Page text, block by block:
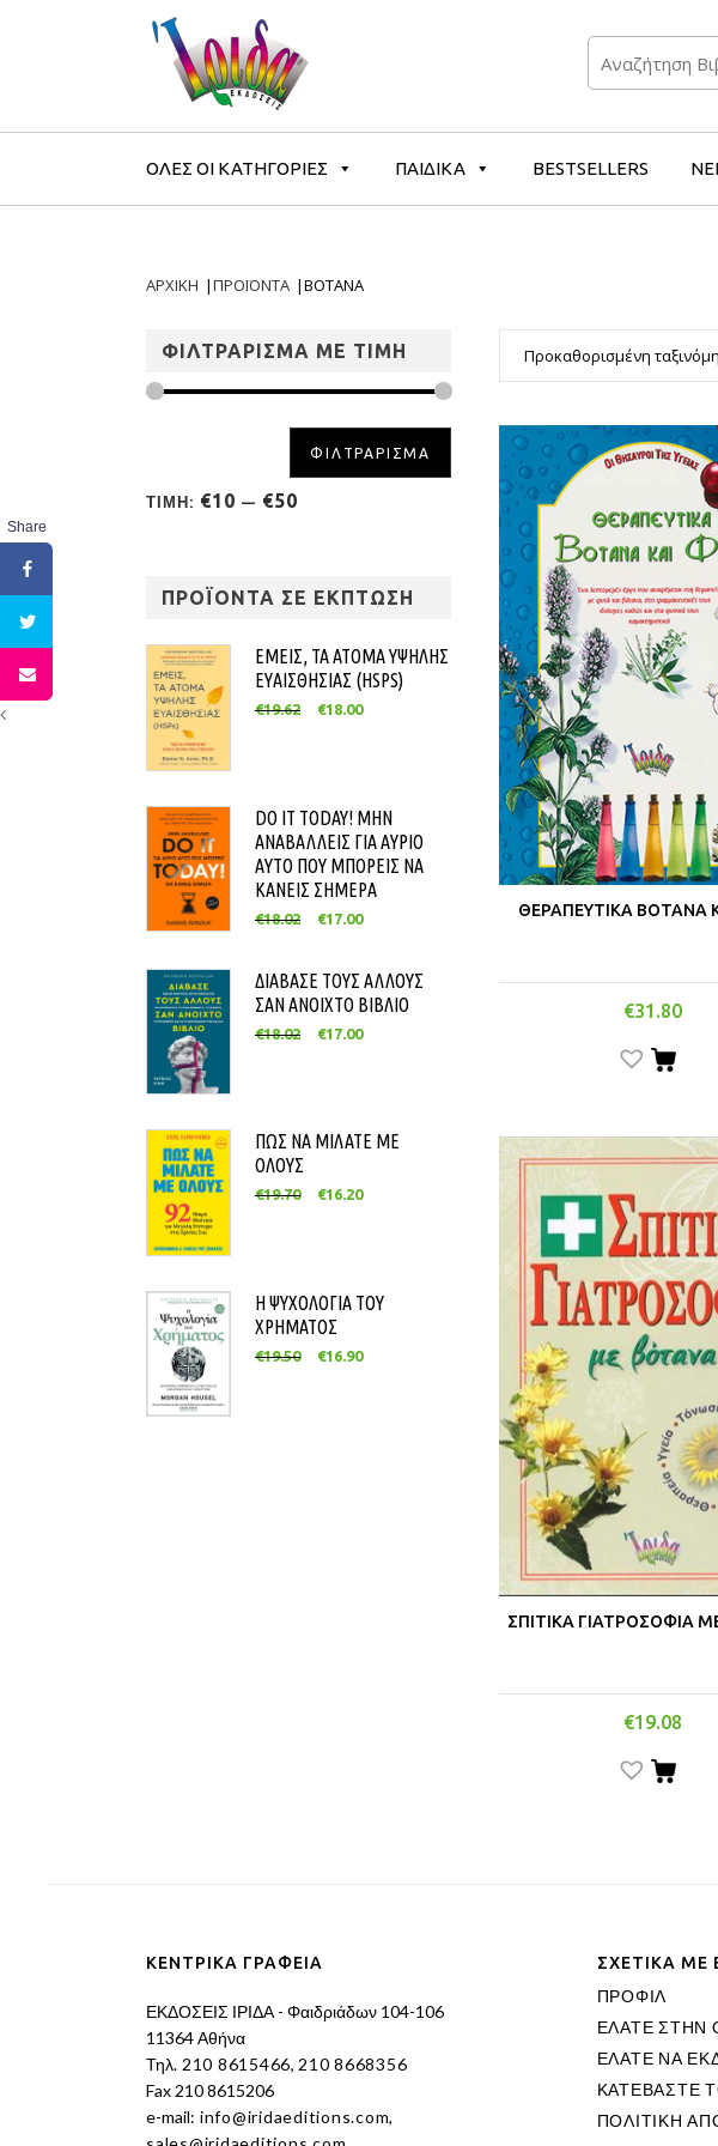
ΟΛΕΣ ΟΙ ΚΑΤΗΓΟΡΙΕΣ ΠΑΙΔΙΚΑ BESTSELLERS
ΑΡΧΙΚΗ |ΠΡΟΪΟΝΤΑ |ΒΟΤΑΝΑ
ΦΙΛΤΡΑΡΙΣΜΑ ΜΕ ΤΙΜΗ
ΦΙΛΤΡΑΡΙΣΜΑ
ΤΙΜΗ: €10 — €50
ΠΡΟΪΟΝΤΑ ΣΕ ΕΚΠΤΩΣΗ
ΕΜΕΙΣ, ΤΑ ΑΤΟΜΑ ΥΨΗΛΗΣ
ΕΥΑΙΣΘΗΣΙΑΣ (HSPS)
€19.62 €18.00
DO IT TODAY! ΜΗΝ
ΑΝΑΒΑΛΛΕΙΣ ΓΙΑ ΑΥΡΙΟ
ΑΥΤΟ ΠΟΥ ΜΠΟΡΕΙΣ ΝΑ
ΚΑΝΕΙΣ ΣΗΜΕΡΑ
€18.02 €17.00
ΔΙΑΒΑΣΕ ΤΟΥΣ ΑΛΛΟΥΣ
ΣΑΝ ΑΝΟΙΧΤΟ ΒΙΒΛΙΟ
€18.02 €17.00
ΠΩΣ ΝΑ ΜΙΛΑΤΕ ΜΕ
ΟΛΟΥΣ
€19.70 €16.20
Η ΨΥΧΟΛΟΓΙΑ ΤΟΥ
ΧΡΗΜΑΤΟΣ
€19.50 €16.90
Προκαθορισμένη
ΘΕΡΑΠΕΥΤΙΚΑ ΒΟΤΑΝΑ
€31.80
ΣΠΙΤΙΚΑ ΓΙΑΤΡΟΣΟΦΙΑ
€19.08
ΚΕΝΤΡΙΚΑ ΓΡΑΦΕΙΑ
ΕΚΔΟΣΕΙΣ ΙΡΙΔΑ - Φαιδριάδων 104-106
11364 Αθήνα
Τηλ. 210 8615466, 210 8668356
Fax 210 8615206
e-mail: info@iridaeditions.com,
ΣΧΕΤΙΚΑ ΜΕ
ΠΡΟΦΙΛ
ΕΛΑΤΕ ΣΤΗΝ
ΕΛΑΤΕ ΝΑ
ΚΑΤΕΒΑΣΤΕ
ΠΟΛΙΤΙΚΗ
Share